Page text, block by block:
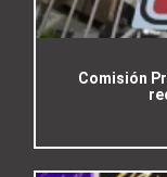
Comisión